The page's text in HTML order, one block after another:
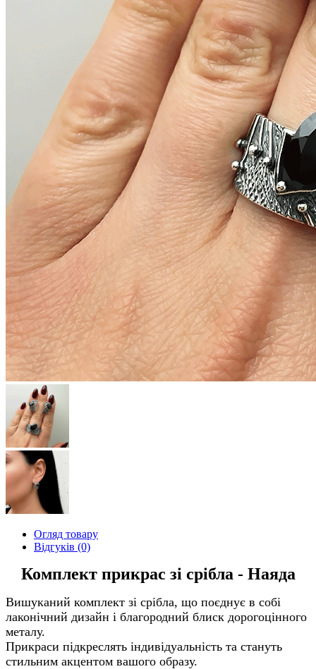
Огляд товару
Відгуків (0)
Комплект прикрас зі срібла - Наяда
Вишуканий комплект зі срібла, що поєднує в собі
лаконічний дизайн і благородний блиск дорогоцінного
металу.
Прикраси підкреслять індивідуальність та стануть
стильним акцентом вашого образу.